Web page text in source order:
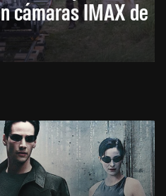
cámaras IMAX de